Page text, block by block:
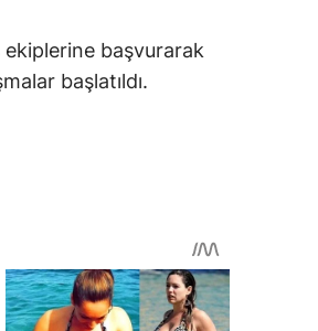
ekiplerine başvurarak
başlatıldı.